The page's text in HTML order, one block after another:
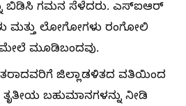
ಬಿಡಿಸಿ ಗಮನ ಸೆಳೆದರು. ಎಸ್‌ಐಆರ್
ಮತ್ತು ಲೋಗೋಗಳು ರಂಗೋಲಿ
ಮೂಡಿಬಂದವು.
ಜಿಲ್ಲಾಡಳಿತದ ವತಿಯಿಂದ
ಬಹುಮಾನಗಳನ್ನು ನೀಡಿ